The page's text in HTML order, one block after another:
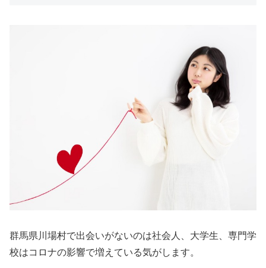
群馬県川場村で出会いがないのは社会人、大学生、専門学
校はコロナの影響で増えている気がします。